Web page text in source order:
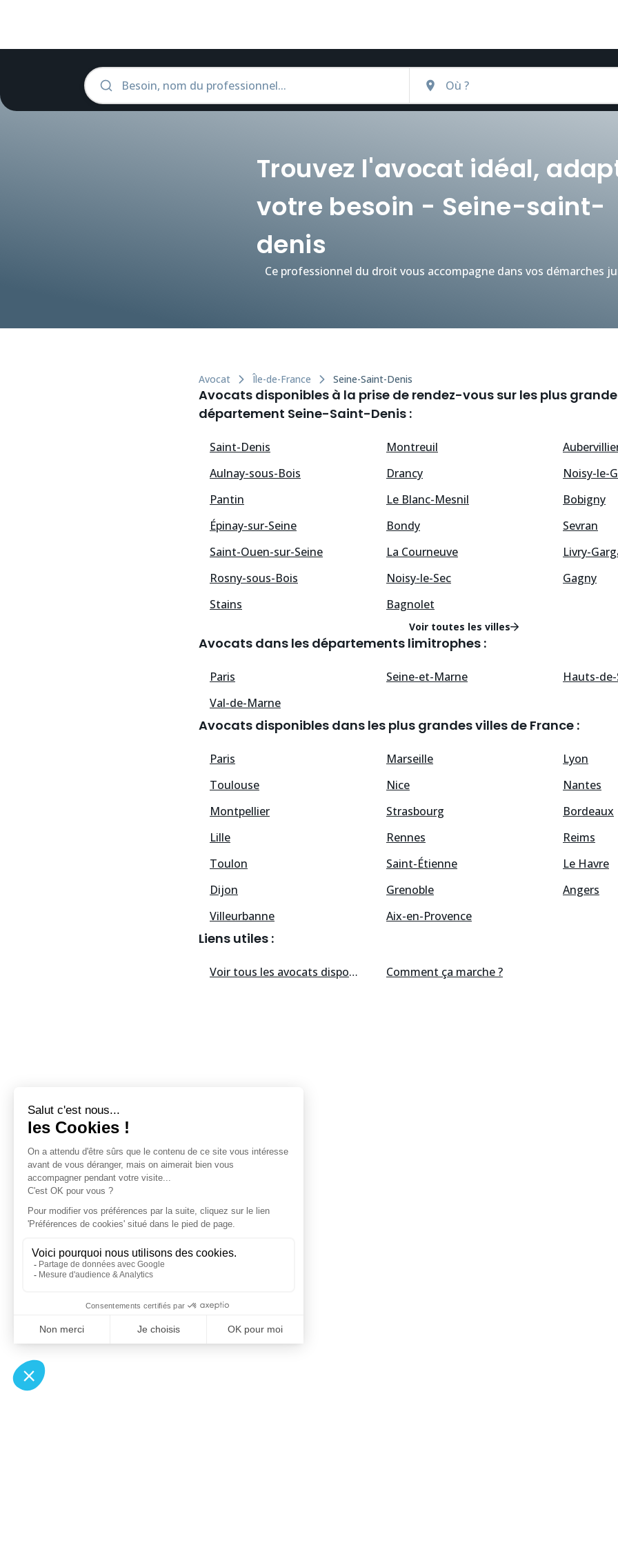
Trouvez l'avocat idéal,
votre besoin - Seine-saint-
denis
Ce professionnel du droit vous accompagne dans vos démarches
Avocat Île-de-France Seine-Saint-Denis
Avocats disponibles à la prise de rendez-vous sur les plus
département Seine-Saint-Denis :
Saint-Denis Montreuil
Aulnay-sous-Bois
Drancy
Noisy-le-
Pantin
Le Blanc-Mesnil
Bobigny
Épinay-sur-Seine
Bondy
Sevran
Saint-Ouen-sur-Seine
La Courneuve
Livry-
Rosny-sous-Bois
Noisy-le-Sec
Gagny
Stains
Bagnolet
Voir toutes les villes
Avocats dans les départements limitrophes :
Paris Seine-et-Marne
Hauts-
Val-de-Marne
Avocats disponibles dans les plus grandes villes de France :
Paris Marseille
Lyon
Toulouse
Nice
Nantes
Montpellier
Strasbourg
Bordeaux
Lille
Rennes
Reims
Toulon
Saint-Étienne
Le Havre
Dijon
Grenoble
Angers
Villeurbanne
Aix-en-Provence
Liens utiles :
Voir tous les avocats disponibles Comment ça marche ?